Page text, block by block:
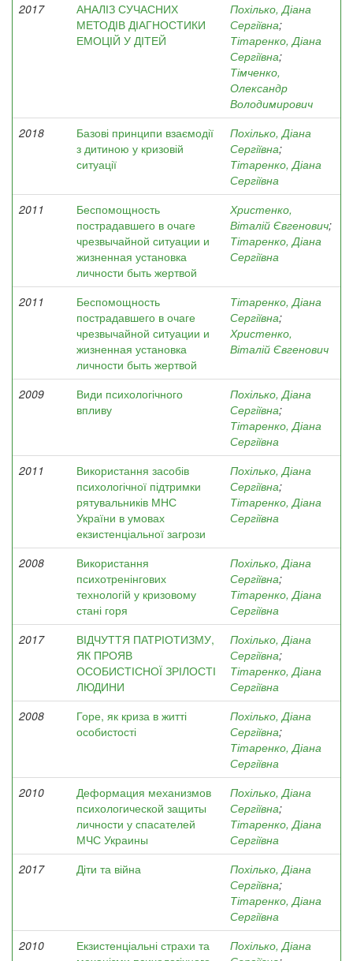
2017
АНАЛІЗ СУЧАСНИХ
МЕТОДІВ ДІАГНОСТИКИ
ЕМОЦІЙ У ДІТЕЙ
Похілько, Діана
Сергіївна;
Тітаренко, Діана
Сергіївна;
Тімченко,
Олександр
Володимирович
2018
Базові принципи взаємодії
з дитиною у кризовій
ситуації
Похілько, Діана
Сергіївна;
Тітаренко, Діана
Сергіївна
2011
Беспомощность
пострадавшего в очаге
чрезвычайной ситуации и
жизненная установка
личности быть жертвой
Христенко,
Віталій Євгенович;
Тітаренко, Діана
Сергіївна
2011
Беспомощность
пострадавшего в очаге
чрезвычайной ситуации и
жизненная установка
личности быть жертвой
Тітаренко, Діана
Сергіївна;
Христенко,
Віталій Євгенович
2009
Види психологічного
впливу
Похілько, Діана
Сергіївна;
Тітаренко, Діана
Сергіївна
2011
Використання засобів
психологічної підтримки
рятувальників МНС
України в умовах
екзистенціальної загрози
Похілько, Діана
Сергіївна;
Тітаренко, Діана
Сергіївна
2008
Використання
психотренінгових
технологій у кризовому
стані горя
Похілько, Діана
Сергіївна;
Тітаренко, Діана
Сергіївна
2017
ВІДЧУТТЯ ПАТРІОТИЗМУ,
ЯК ПРОЯВ
ОСОБИСТІСНОЇ ЗРІЛОСТІ
ЛЮДИНИ
Похілько, Діана
Сергіївна;
Тітаренко, Діана
Сергіївна
2008
Горе, як криза в житті
особистості
Похілько, Діана
Сергіївна;
Тітаренко, Діана
Сергіївна
2010
Деформация механизмов
психологической защиты
личности у спасателей
МЧС Украины
Похілько, Діана
Сергіївна;
Тітаренко, Діана
Сергіївна
2017
Діти та війна
Похілько, Діана
Сергіївна;
Тітаренко, Діана
Сергіївна
2010
Екзистенціальні страхи та
Похілько, Діана